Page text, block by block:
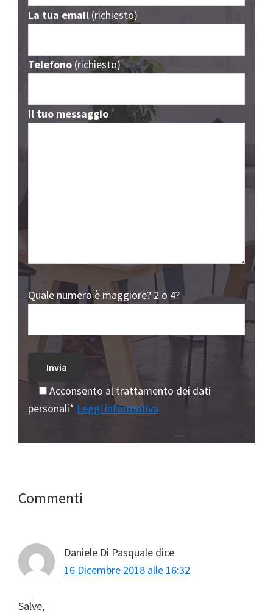
La tua email(richiesto)
Telefono(richiesto)
Il tuo messaggio
Quale numero è maggiore? 2 o 4?
Acconsento al trattamento dei dati
personali* Leggi informativa
Interazioni
lettore
Commenti
Daniele Di Pasquale dice
16 Dicembre 2018 alle 16:32
Salve,